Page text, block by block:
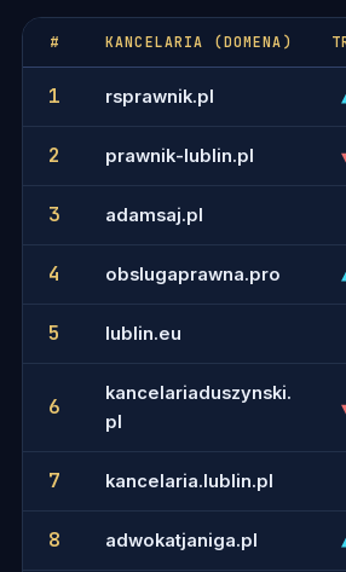
# KANCELARIA (DOMENA)
1 rsprawnik.pl
2 prawnik-lublin.pl
3 adamsaj.pl
4 obslugaprawna.pro
5 lublin.eu
6
kancelariaduszynski.
pl
7 kancelaria.lublin.pl
8 adwokatjaniga.pl